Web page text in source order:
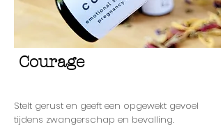
Courage
Stelt gerust en geeft een opgewekt gevoel
tijdens zwangerschap en bevalling.